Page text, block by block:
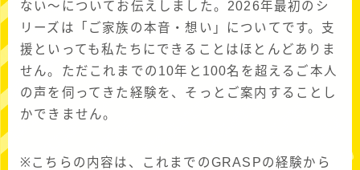
ない〜についてお伝えしました。2026年最初のシ
リーズは「ご家族の本音・想い」についてです。支
援といっても私たちにできることはほとんどありま
せん。ただこれまでの10年と100名を超えるご本人
の声を伺ってきた経験を、そっとご案内することし
かできません。
※こちらの内容は、これまでのGRASPの経験から